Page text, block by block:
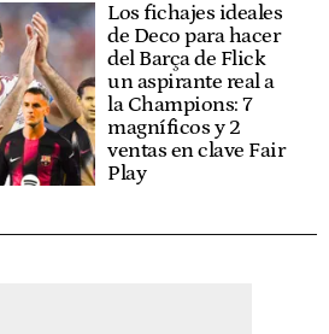
Los fichajes ideales
de Deco para hacer
del Barça de Flick
un aspirante real a
la Champions: 7
magníficos y 2
ventas en clave Fair
Play